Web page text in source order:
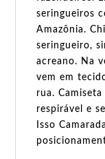
seringueiros
Amazônia.
seringueiro,
acreano. Na
vem em
rua.
respirável e
Isso